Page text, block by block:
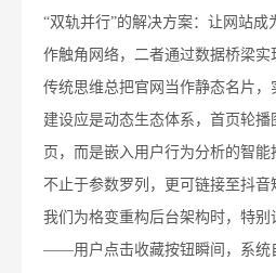
“双轨并行”的解决方案：让网站
作触角网络，二者通过数据桥梁实
传统思维总把官网当作静态名片
建设应是动态生态体系，首页轮播
页，而是嵌入用户行为分析的智
不止于参数罗列，更可链接至抖
我们为格变重构后台架构时，特别
——用户点击收藏按钮瞬间，系统